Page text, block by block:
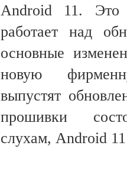
Android 11. Это
работает над
основные
новую
выпустят
прошивки
слухам, Android 11